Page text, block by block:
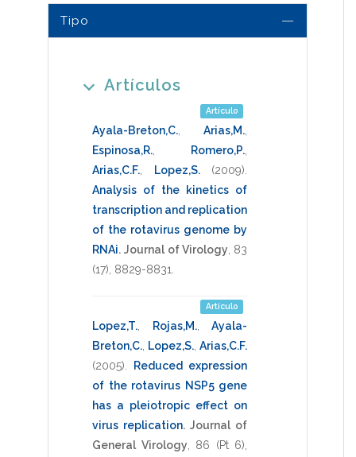
Tipo
Artículos
Artículo
Ayala-Breton,C. Arias,M.
Espinosa,R.
Romero,P.
Arias,C.F.
Lopez,S. (2009)
Analysis of the kinetics of
transcription and replication
of the rotavirus genome by
RNAi. Journal of Virology 83
(17), 8829-8831
Artículo
Lopez,T. Rojas,M., Ayala-
Breton,C. Lopez,S. Arias,C.F.
(2005)
Reduced expression
of the rotavirus NSP5 gene
has a pleiotropic effect on
virus replication. Journal of
General Virology
86 (Pt 6),